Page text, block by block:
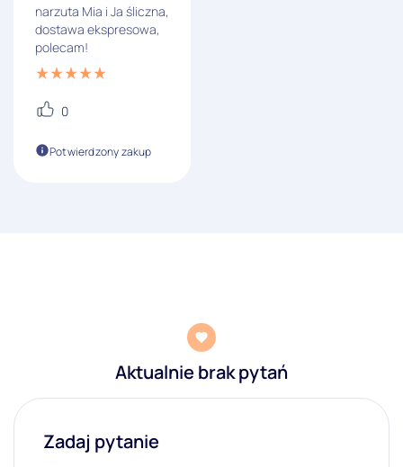
narzuta Mia i Ja śliczna,
dostawa ekspresowa,
polecam!
0
Potwierdzony zakup
Aktualnie brak pytań
Zadaj pytanie